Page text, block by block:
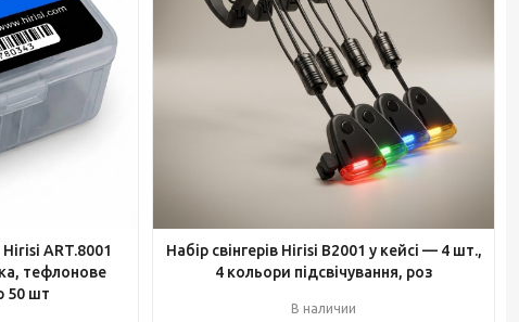
ART.8001
тефлонове
50 шт
Набір свінгерів Hirisi B2001 у кейсі — 4 шт.,
4 кольори підсвічування, роз
В наличии